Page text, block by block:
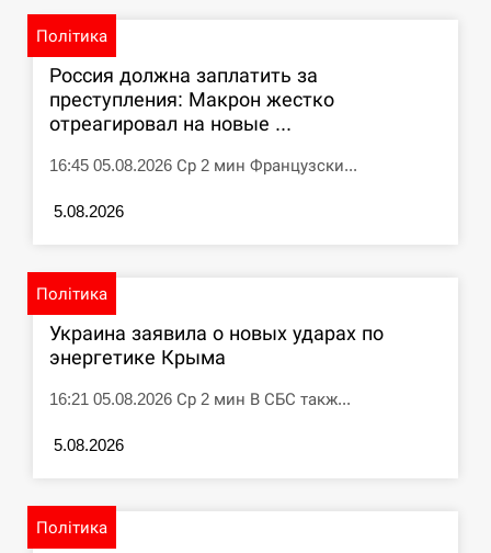
СЕРПЕНЬ
11:23
Россияне ударили “Бардеролями” по Харькову,
есть пострадавшие
Політика
Россия должна заплатить за
преступления: Макрон жестко
отреагировал на новые ...
16:45 05.08.2026 Ср 2 мин Французски...
5.08.2026
Політика
Украина заявила о новых ударах по
энергетике Крыма
16:21 05.08.2026 Ср 2 мин В СБС такж...
5.08.2026
Політика